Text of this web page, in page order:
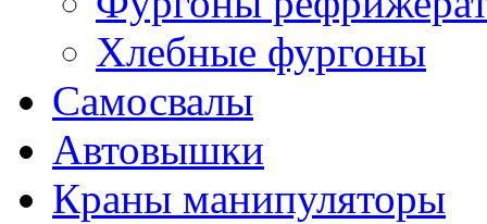
Хлебные фургоны
Самосвалы
Автовышки
Краны манипуляторы